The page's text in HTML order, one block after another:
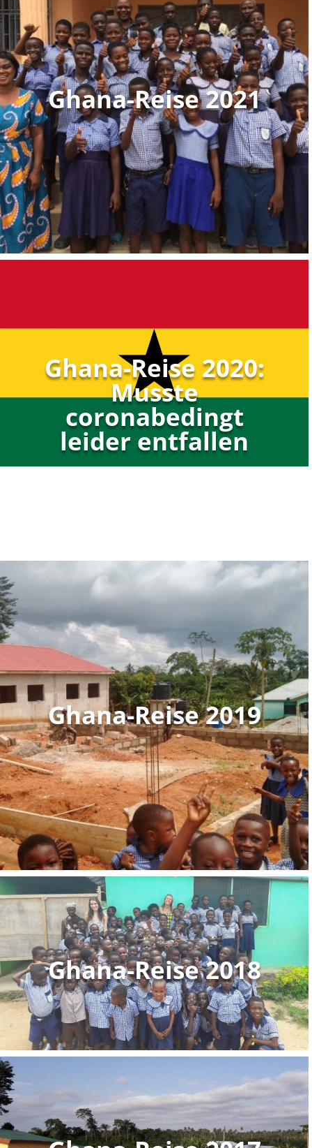
Ghana-Reise 2021
Ghana-Reise 2020:
Musste
coronabedingt
leider entfallen
Ghana-Reise 2019
Ghana-Reise 2020:
Musste
coronabedingt
leider entfallen
Ghana-Reise 2018